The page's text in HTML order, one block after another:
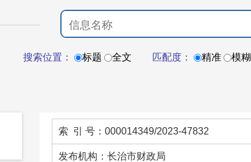
搜索位置： 标题 全文 匹配度： 精准 模糊
索 引 号：000014349/2023-47832
发布机构：长治市财政局